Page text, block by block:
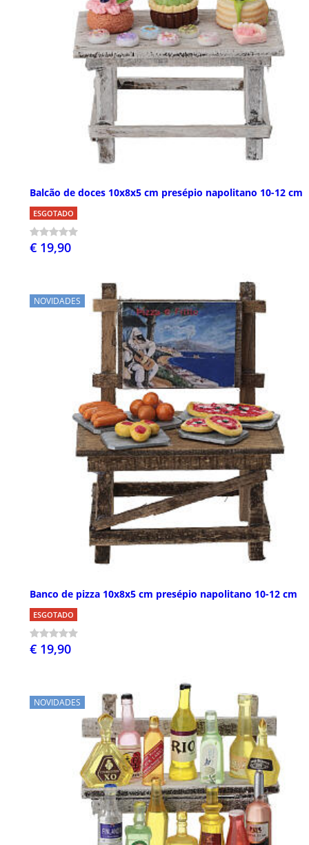
Balcão de doces 10x8x5 cm presépio napolitano 10-12 cm
ESGOTADO
€ 19,90
NOVIDADES
Banco de pizza 10x8x5 cm presépio napolitano 10-12 cm
ESGOTADO
€ 19,90
NOVIDADES